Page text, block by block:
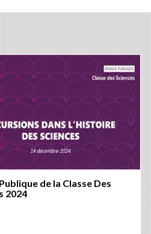
de la Classe Des
2024